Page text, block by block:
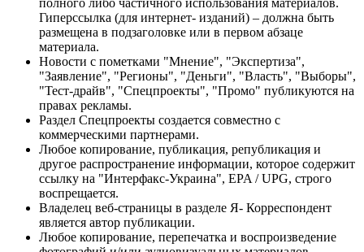
полного либо частичного использования материалов.
Гиперссылка (для интернет- изданий) – должна быть
размещена в подзаголовке или в первом абзаце
материала.
Новости с пометками "Мнение", "Экспертиза",
"Заявление", "Регионы", "Деньги", "Власть", "Выборы",
"Тест-драйв", "Спецпроекты", "Промо" публикуются на
правах рекламы.
Раздел Спецпроекты создается совместно с
коммерческими партнерами.
Любое копирование, публикация, републикация и
другое распространение информации, которое содержит
ссылку на "Интерфакс-Украина", EPA / UPG, строго
воспрещается.
Владелец веб-страницы в разделе Я- Корреспондент
является автор публикации.
Любое копирование, перепечатка и воспроизведение